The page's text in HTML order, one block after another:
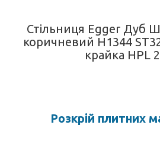
Стільниця Egger Дуб
коричневий H1344
крайка HPL
Розкрій плитних